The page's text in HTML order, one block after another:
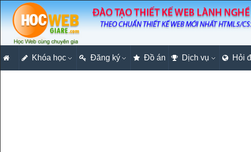
Khóa học Đăng ký Đồ án Dịch vụ Hỏi